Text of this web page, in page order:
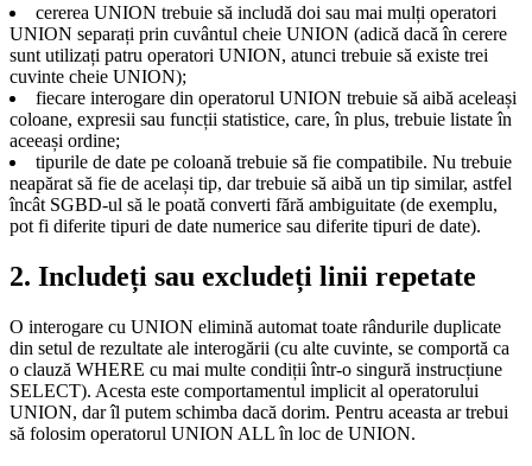
cererea UNION trebuie să includă doi sau mai mulți operatori
UNION separați prin cuvântul cheie UNION (adică dacă în cerere
sunt utilizați patru operatori UNION, atunci trebuie să existe trei
cuvinte cheie UNION);
fiecare interogare din operatorul UNION trebuie să aibă aceleași
coloane, expresii sau funcții statistice, care, în plus, trebuie listate în
aceeași ordine;
tipurile de date pe coloană trebuie să fie compatibile. Nu trebuie
neapărat să fie de același tip, dar trebuie să aibă un tip similar, astfel
încât SGBD-ul să le poată converti fără ambiguitate (de exemplu,
pot fi diferite tipuri de date numerice sau diferite tipuri de date).
2. Includeți sau excludeți linii repetate
O interogare cu UNION elimină automat toate rândurile duplicate
din setul de rezultate ale interogării (cu alte cuvinte, se comportă ca
o clauză WHERE cu mai multe condiții într-o singură instrucțiune
SELECT). Acesta este comportamentul implicit al operatorului
UNION, dar îl putem schimba dacă dorim. Pentru aceasta ar trebui
să folosim operatorul UNION ALL în loc de UNION.